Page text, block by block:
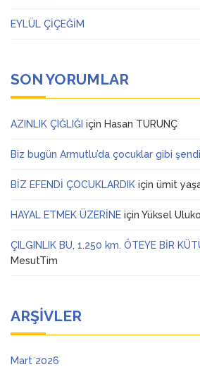
EYLÜL ÇİÇEĞİM
SON YORUMLAR
AZINLIK ÇIĞLIĞI için Hasan TURUNÇ
Biz bugün Armutlu’da çocuklar gibi
BİZ EFENDİ ÇOCUKLARDIK için ümit
HAYAL ETMEK ÜZERİNE için Yüksel
ÇILGINLIK BU, 1.250 km. ÖTEYE BİR
MesutTim
ARŞIVLER
Mart 2026